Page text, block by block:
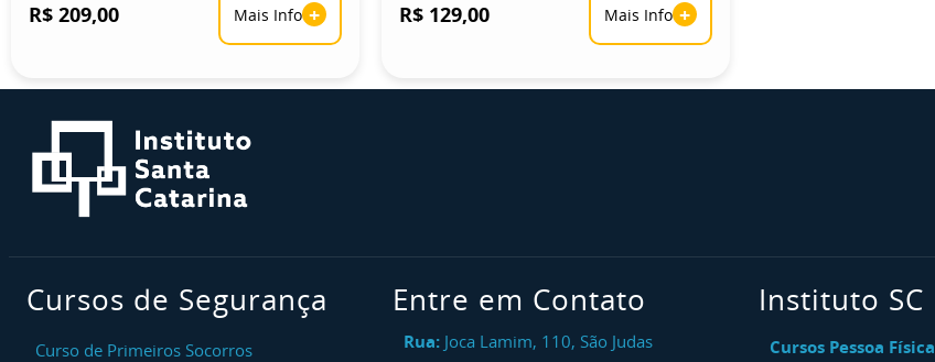
R$ 209,00 Mais Info + R$ 129,00 Mais Info +
Cursos de Segurança
Curso de Primeiros Socorros
Entre em Contato
Rua: Joca Lamim, 110, São Judas
Instituto SC
Cursos Pessoa Física